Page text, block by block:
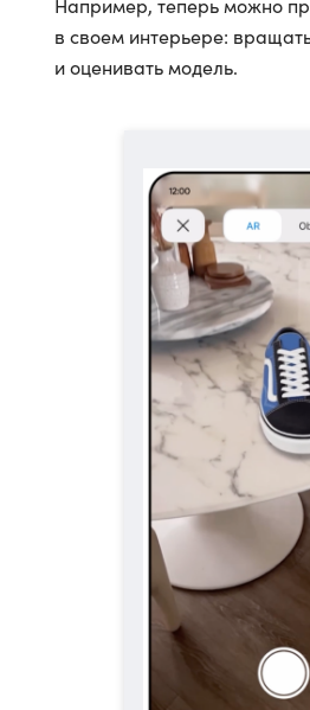
в своем интерьере:
и оценивать модель.